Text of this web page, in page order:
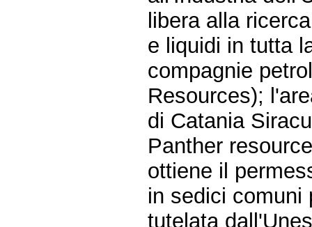
libera alla
e liquidi in tutta
compagnie
Resources);
di Catania
Panther
ottiene il
in sedici comuni
tutelata